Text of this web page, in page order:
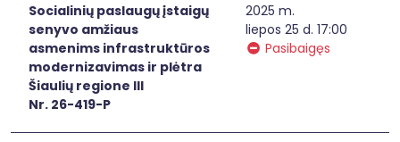
Socialinių paslaugų įstaigų
senyvo amžiaus
asmenims infrastruktūros
modernizavimas ir plėtra
Šiaulių regione III
Nr. 26-419-P
2025 m.
liepos 25 d. 17:00
Pasibaigęs